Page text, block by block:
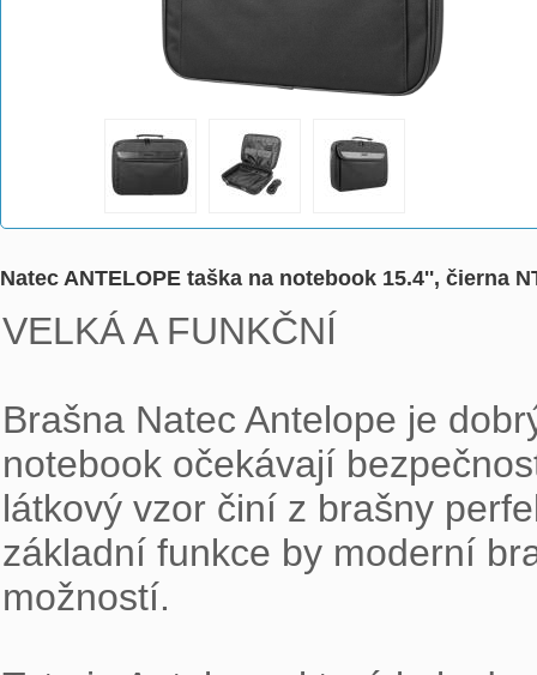
Natec ANTELOPE taška na notebook 15.4'', čierna
VELKÁ A FUNKČNÍ
Brašna Natec Antelope je
notebook očekávají
látkový vzor činí z brašny
základní funkce by moderní
možností.